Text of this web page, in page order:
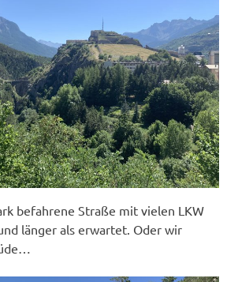
befahrene Straße mit vielen LKW
länger als erwartet. Oder wir